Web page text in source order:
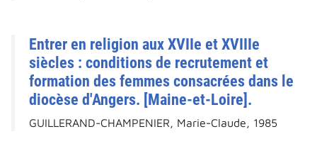
Entrer en religion aux XVIIe et XVIIIe
siècles : conditions de recrutement et
formation des femmes consacrées dans le
diocèse d'Angers. [Maine-et-Loire].
GUILLERAND-CHAMPENIER, Marie-Claude, 1985